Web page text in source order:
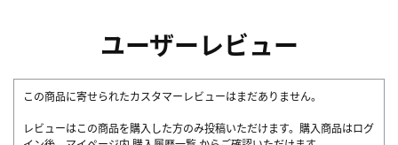
ユーザーレビュー
この商品に寄せられたカスタマーレビューはまだありません。
レビューはこの商品を購入した方のみ投稿いただけます。購入商品はログ